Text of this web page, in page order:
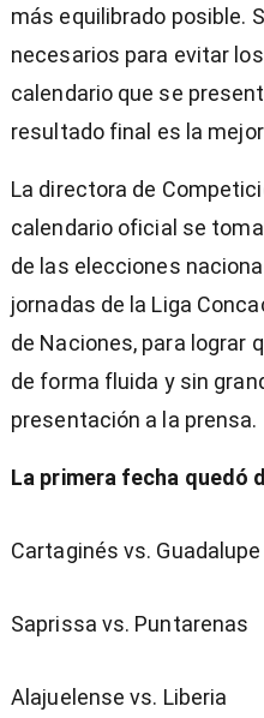
más equilibrado posible.
necesarios para evitar
calendario que se
resultado final es la
La directora de
calendario oficial se
de las elecciones
jornadas de la Liga
de Naciones, para lograr
de forma fluida y sin
presentación a la prensa.
La primera fecha quedó
Cartaginés vs. Guadalupe
Saprissa vs. Puntarenas
Alajuelense vs. Liberia